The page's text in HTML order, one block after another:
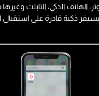
الذكي، التابلت
ذكية قادرة على استقبال